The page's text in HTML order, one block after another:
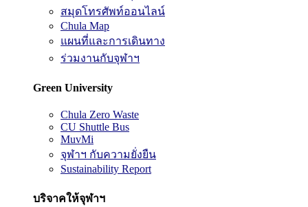
สมุดโทรศัพท์ออนไลน์
Chula Map
แผนที่และการเดินทาง
ร่วมงานกับจุฬาฯ
Green University
Chula Zero Waste
CU Shuttle Bus
MuvMi
จุฬาฯ กับความยั่งยืน
Sustainability Report
บริจาคให้จุฬาฯ